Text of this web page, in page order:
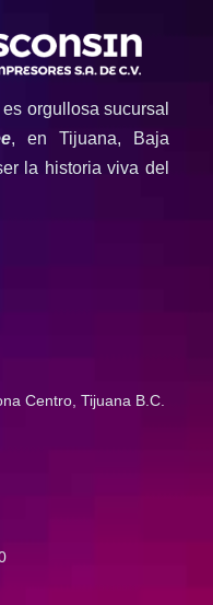
orgullosa sucursal
, en Tijuana, Baja
la historia viva del
Centro, Tijuana B.C.